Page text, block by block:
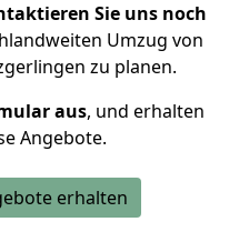
Sie uns noch
Umzug von
zu planen.
aus, und erhalten
Angebote.
erhalten